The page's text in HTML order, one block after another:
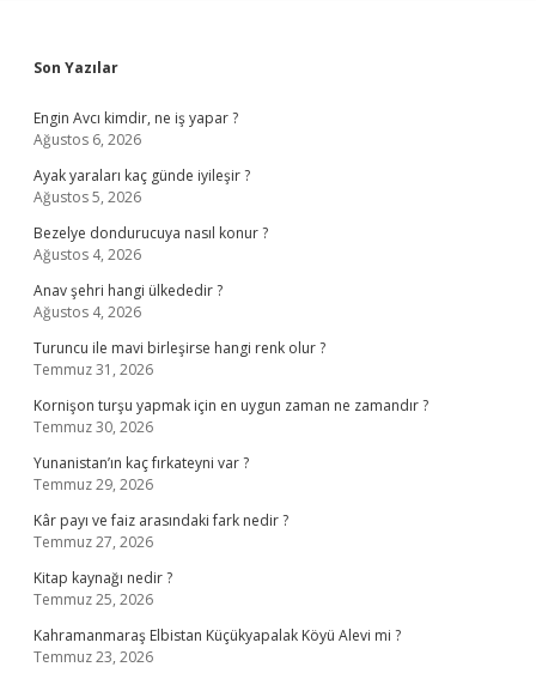
Sidebar
Son Yazılar
Engin Avcı kimdir, ne iş yapar ?
Ağustos 6, 2026
Ayak yaraları kaç günde iyileşir ?
Ağustos 5, 2026
Bezelye dondurucuya nasıl konur ?
Ağustos 4, 2026
Anav şehri hangi ülkededir ?
Ağustos 4, 2026
Turuncu ile mavi birleşirse hangi renk olur ?
Temmuz 31, 2026
Kornişon turşu yapmak için en uygun zaman ne zamandır ?
Temmuz 30, 2026
Yunanistan’ın kaç fırkateyni var ?
Temmuz 29, 2026
Kâr payı ve faiz arasındaki fark nedir ?
Temmuz 27, 2026
Kitap kaynağı nedir ?
Temmuz 25, 2026
Kahramanmaraş Elbistan Küçükyapalak Köyü Alevi mi ?
Temmuz 23, 2026